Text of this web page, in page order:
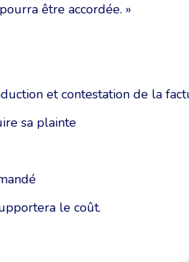
être accordée. »
et contestation de la
sa plainte
le coût.